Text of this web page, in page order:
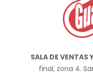
SALA DE VENTAS
final, zona 4.